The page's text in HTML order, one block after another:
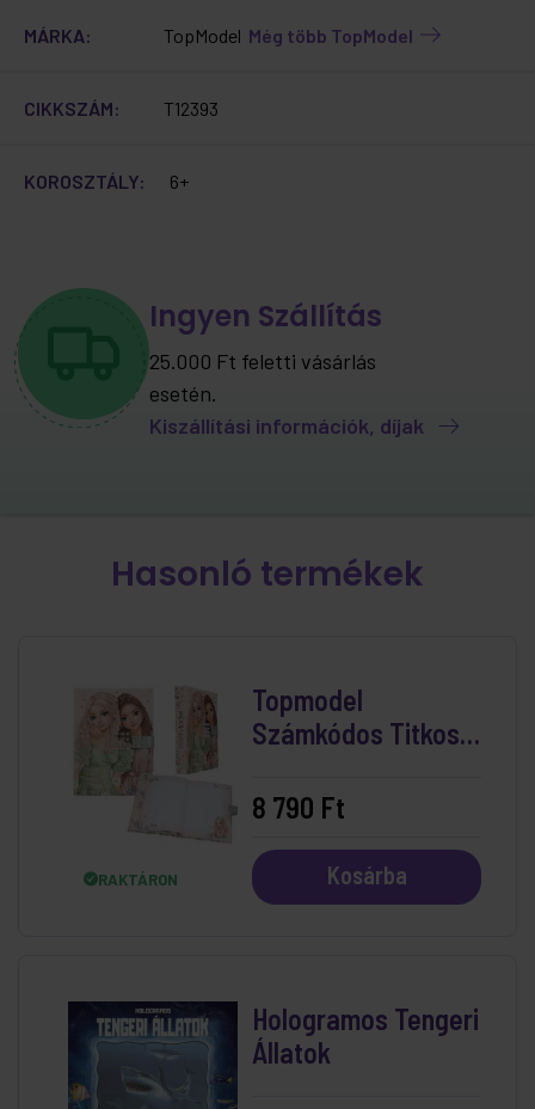
MÁRKA: TopModel Még több TopModel
CIKKSZÁM: T12393
KOROSZTÁLY: 6+
Ingyen Szállítás
25.000 Ft feletti vásárlás
esetén.
Kiszállítási információk, díjak
Hasonló termékek
RAKTÁRON
Topmodel
Számkódos Titkos
Feeling
8 790 Ft
Kosárba
Hologramos Tengeri
Állatok